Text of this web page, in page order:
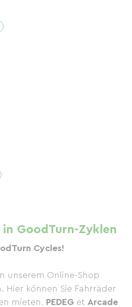
GoodTurn-Zyklen
Cycles!
unserem Online-Shop
Hier können Sie Fahrräder
mieten. PEDEG et Arcade